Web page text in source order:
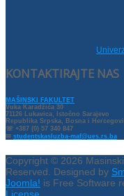
KONTAKTIRAJTE NAS
MAŠINSKI FAKULTET
Vuka Karadžića 30
71126 Lukavica, Istočno Sarajevo
Republika Srpska, Bosna i
☏ +387 (0) 57 340 847
✉ studentskasluzba-maf@ues.rs.ba
Copyright © 2026
Reserved. Designed by
Joomla! is Free Software